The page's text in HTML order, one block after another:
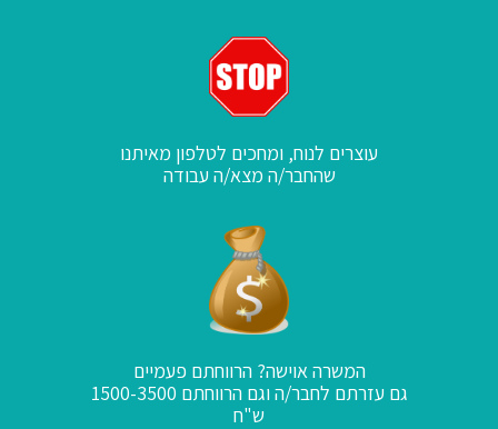
עוצרים לנוח, ומחכים לטלפון מאיתנו
שהחבר/ה מצא/ה עבודה
המשרה אוישה? הרווחתם פעמיים
גם עזרתם לחבר/ה וגם הרווחתם 1500-3500
ש"ח